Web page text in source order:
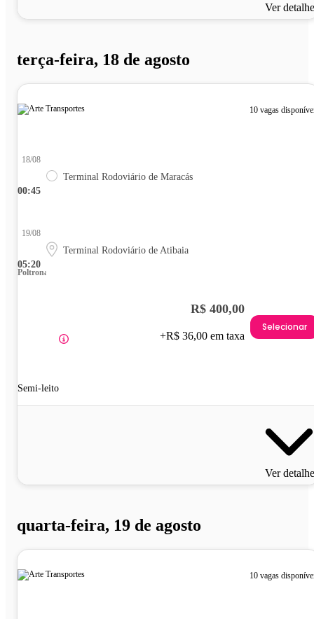
Ver
terça-feira, 18 de agosto
10 vagas
00:45
18/08
Terminal Rodoviário de Maracás
05:20
19/08
Terminal Rodoviário de Atibaia
Poltrona
Semi-leito
R$ 400,00
+R$ 36,00 em taxa
Selecionar
Ver
quarta-feira, 19 de agosto
10 vagas